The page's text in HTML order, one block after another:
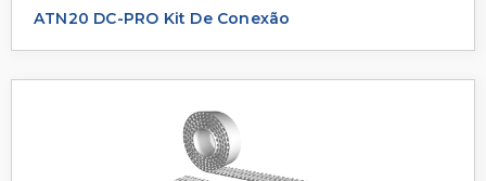
ATN20 DC-PRO Kit De Conexão